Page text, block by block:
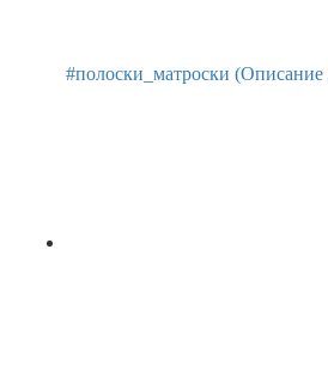
#полоски_матроски (Описание